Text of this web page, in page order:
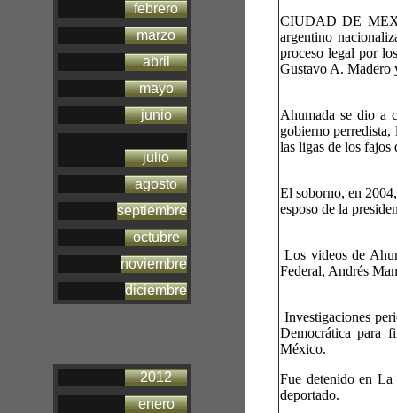
febrero
marzo
abril
mayo
junio
julio
agosto
septiembre
octubre
noviembre
diciembre
2012
enero
CIUDAD DE
argentino
proceso legal por
Gustavo A. Madero
Ahumada se dio a
gobierno perredista,
las ligas de los
El soborno, en
esposo de la
Los videos de
Federal, Andrés
Investigaciones
Democrática para
México.
Fue detenido en La
deportado.